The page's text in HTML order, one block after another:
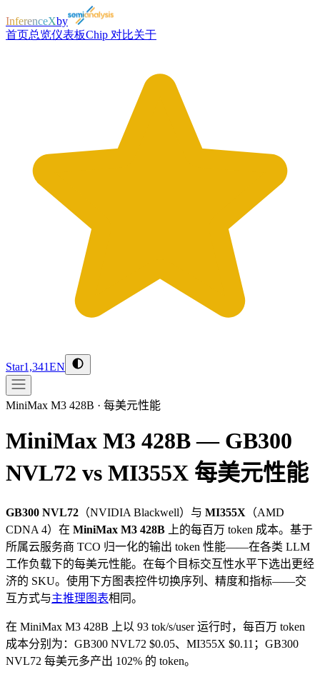
InferenceXby
首页总览仪表板Chip 对比关于
Star1,341EN
MiniMax M3 428B · 每美元性能
MiniMax M3 428B — GB300
NVL72 vs MI355X 每美元性能
GB300 NVL72 （NVIDIA Blackwell）与 MI355X （AMD
CDNA 4）在 MiniMax M3 428B 上的每百万 token 成本。基于
所属云服务商 TCO 归一化的输出 token 性能——在各类 LLM
工作负载下的每美元性能。在每个目标交互性水平下选出更经
济的 SKU。使用下方图表控件切换序列、精度和指标——交
互方式与主推理图表相同。
在 MiniMax M3 428B 上以 93 tok/s/user 运行时，每百万 token
成本分别为：GB300 NVL72 $0.05、MI355X $0.11；GB300
NVL72 每美元多产出 102% 的 token。